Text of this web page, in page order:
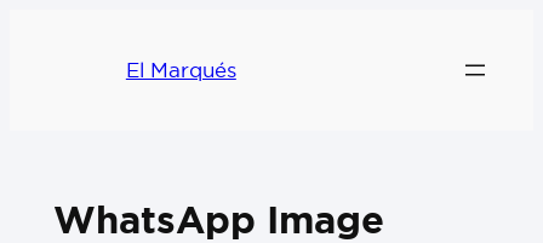
El Marqués
WhatsApp Image